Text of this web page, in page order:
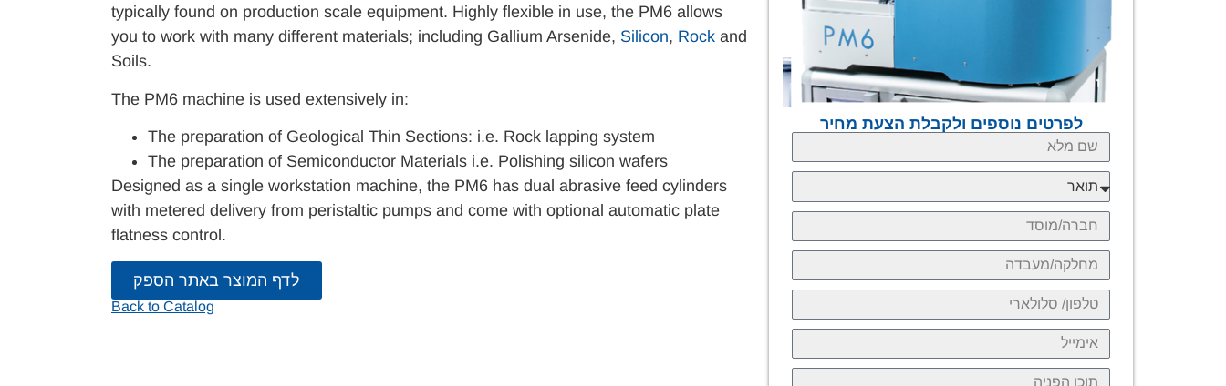
לפרטים נוספים ולקבלת הצעת מחיר
typically found on production scale equipment. Highly flexible in use, the PM6 allows
you to work with many different materials; including Gallium Arsenide, Silicon, Rock and
Soils.
The PM6 machine is used extensively in:
The preparation of Geological Thin Sections: i.e. Rock lapping system
The preparation of Semiconductor Materials i.e. Polishing silicon wafers
Designed as a single workstation machine, the PM6 has dual abrasive feed cylinders
with metered delivery from peristaltic pumps and come with optional automatic plate
flatness control.
לדף המוצר באתר הספק
Back to Catalog